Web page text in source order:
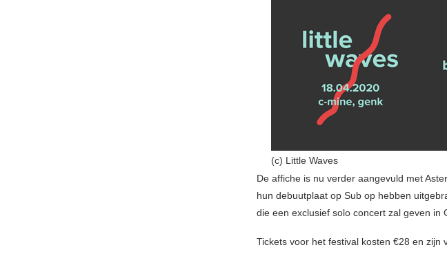
(c) Little Waves
De affiche is nu verder aangevuld met
hun debuutplaat op Sub op hebben
die een exclusief solo concert zal geven in
Tickets voor het festival kosten €28 en zijn